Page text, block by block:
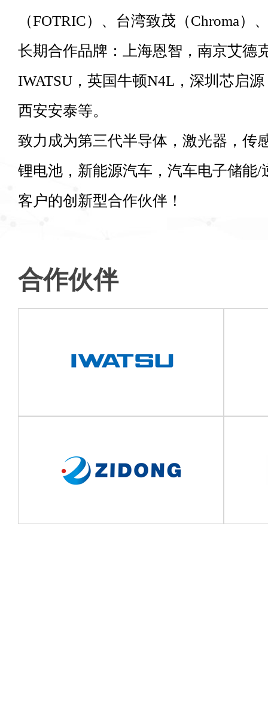
（FOTRIC）、台湾致茂（Chroma）
长期合作品牌：上海恩智，南京艾德
IWATSU，英国牛顿N4L，深圳芯启
西安安泰等。
致力成为第三代半导体，激光器，传
锂电池，新能源汽车，汽车电子储能
客户的创新型合作伙伴！
合作伙伴